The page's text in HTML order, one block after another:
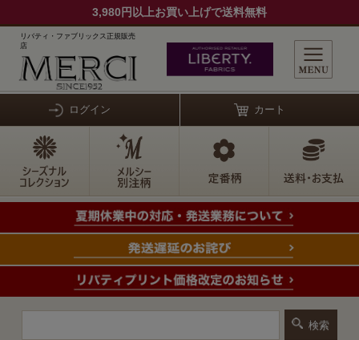
3,980円以上お買い上げで送料無料
リバティ・ファブリックス正規販売
店
ログイン カート